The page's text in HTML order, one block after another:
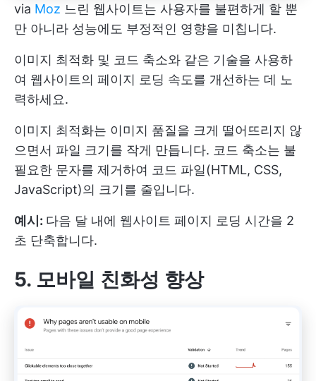
via Moz 느린 웹사이트는 사용자를 불편하게 할 뿐
만 아니라 성능에도 부정적인 영향을 미칩니다.
이미지 최적화 및 코드 축소와 같은 기술을 사용하
여 웹사이트의 페이지 로딩 속도를 개선하는 데 노
력하세요.
이미지 최적화는 이미지 품질을 크게 떨어뜨리지 않
으면서 파일 크기를 작게 만듭니다. 코드 축소는 불
필요한 문자를 제거하여 코드 파일(HTML, CSS,
JavaScript)의 크기를 줄입니다.
예시: 다음 달 내에 웹사이트 페이지 로딩 시간을 2
초 단축합니다.
5. 모바일 친화성 향상